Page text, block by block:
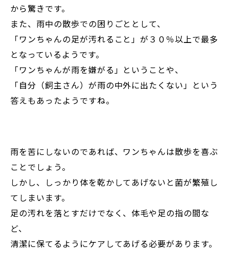
から驚きです。
また、雨中の散歩での困りごととして、
「ワンちゃんの足が汚れること」が３０％以上で最多
となっているようです。
「ワンちゃんが雨を嫌がる」ということや、
「自分（飼主さん）が雨の中外に出たくない」という
答えもあったようですね。
雨を苦にしないのであれば、ワンちゃんは散歩を喜ぶ
ことでしょう。
しかし、しっかり体を乾かしてあげないと菌が繁殖し
てしまいます。
足の汚れを落とすだけでなく、体毛や足の指の間な
ど、
清潔に保てるようにケアしてあげる必要があります。